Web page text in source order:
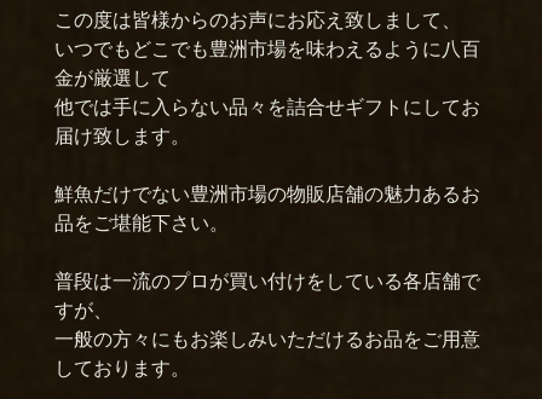
この度は皆様からのお声にお応え致しまして、
いつでもどこでも豊洲市場を味わえるように八百
金が厳選して
他では手に入らない品々を詰合せギフトにしてお
届け致します。
鮮魚だけでない豊洲市場の物販店舗の魅力あるお
品をご堪能下さい。
普段は一流のプロが買い付けをしている各店舗で
すが、
一般の方々にもお楽しみいただけるお品をご用意
しております。